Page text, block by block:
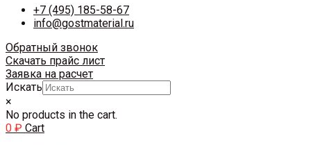
+7 (495) 185-58-67
info@gostmaterial.ru
Обратный звонок
Скачать прайс лист
Заявка на расчет
Искать
×
No products in the cart.
0 ₽ Cart